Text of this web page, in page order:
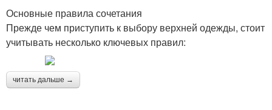
Основные правила сочетания
Прежде чем приступить к выбору верхней одежды, стоит
учитывать несколько ключевых правил:
читать дальше →